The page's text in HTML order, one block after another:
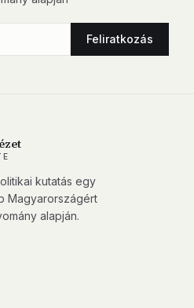
Feliratkozás
kutatás egy
Magyarországért
alapján.